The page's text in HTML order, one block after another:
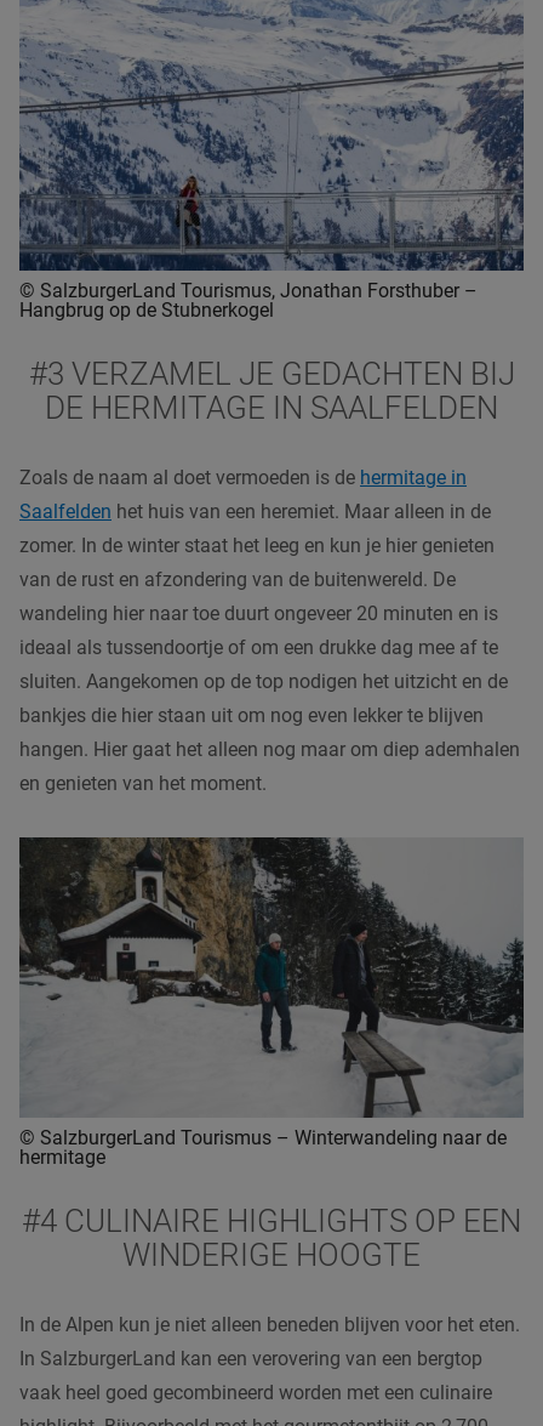
© SalzburgerLand Tourismus, Jonathan Forsthuber –
Hangbrug op de Stubnerkogel
#3 VERZAMEL JE GEDACHTEN BIJ
DE HERMITAGE IN SAALFELDEN
Zoals de naam al doet vermoeden is de hermitage in
Saalfelden het huis van een heremiet. Maar alleen in de
zomer. In de winter staat het leeg en kun je hier genieten
van de rust en afzondering van de buitenwereld. De
wandeling hier naar toe duurt ongeveer 20 minuten en is
ideaal als tussendoortje of om een drukke dag mee af te
sluiten. Aangekomen op de top nodigen het uitzicht en de
bankjes die hier staan uit om nog even lekker te blijven
hangen. Hier gaat het alleen nog maar om diep ademhalen
en genieten van het moment.
© SalzburgerLand Tourismus – Winterwandeling naar de
hermitage
#4 CULINAIRE HIGHLIGHTS OP EEN
WINDERIGE HOOGTE
In de Alpen kun je niet alleen beneden blijven voor het eten.
In SalzburgerLand kan een verovering van een bergtop
vaak heel goed gecombineerd worden met een culinaire